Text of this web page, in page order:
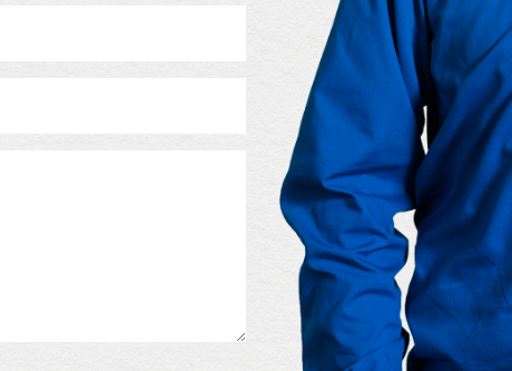
Bitte lasse dieses Feld leer.